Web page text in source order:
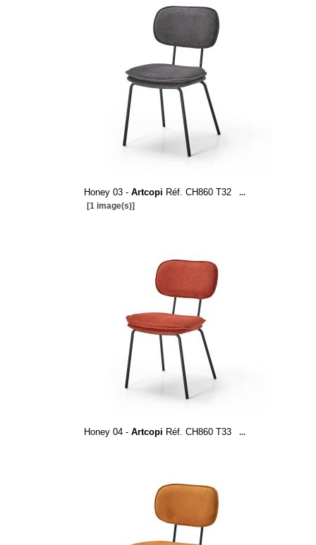
Honey 03 - Artcopi Réf. CH860 T32
...
[1 image(s)]
Honey 04 - Artcopi Réf. CH860 T33 ...